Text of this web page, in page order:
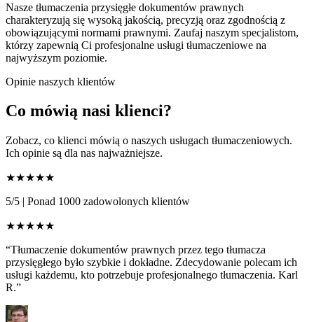
Nasze tłumaczenia przysięgłe dokumentów prawnych
charakteryzują się wysoką jakością, precyzją oraz zgodnością z
obowiązującymi normami prawnymi. Zaufaj naszym specjalistom,
którzy zapewnią Ci profesjonalne usługi tłumaczeniowe na
najwyższym poziomie.
Opinie naszych klientów
Co mówią nasi klienci?
Zobacz, co klienci mówią o naszych usługach tłumaczeniowych.
Ich opinie są dla nas najważniejsze.
★★★★★
5/5 | Ponad 1000 zadowolonych klientów
★★★★★
“Tłumaczenie dokumentów prawnych przez tego tłumacza
przysięgłego było szybkie i dokładne. Zdecydowanie polecam ich
usługi każdemu, kto potrzebuje profesjonalnego tłumaczenia. Karl
R.”